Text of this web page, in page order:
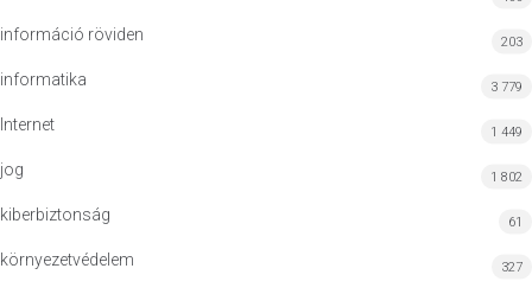
információ röviden 203
informatika 3 779
Internet 1 449
jog 1 802
kiberbiztonság 61
környezetvédelem 327